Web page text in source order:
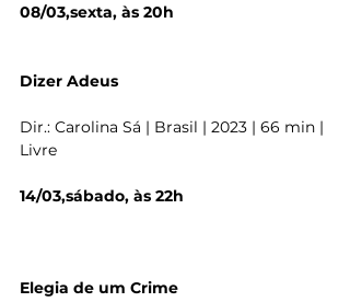
08/03,sexta, às 20h
Dizer Adeus
Dir.: Carolina Sá | Brasil | 2023 | 66 min |
Livre
14/03,sábado, às 22h
Elegia de um Crime